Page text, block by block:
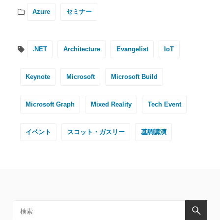
Azure セミナー
.NET Architecture Evangelist IoT
Keynote Microsoft Microsoft Build
Microsoft Graph Mixed Reality Tech Event
イベント スコット・ガスリー 基調講演